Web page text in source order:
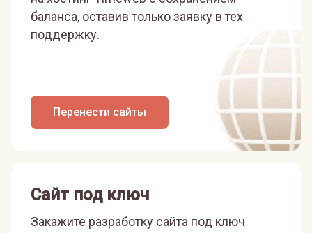
баланса, оставив только заявку в тех
поддержку.
Перенести сайты
Сайт под ключ
Закажите разработку сайта под ключ